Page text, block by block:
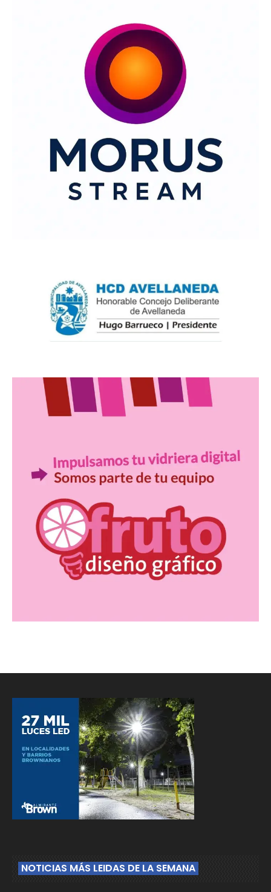
NOTICIAS MÁS LEIDAS DE LA SEMANA